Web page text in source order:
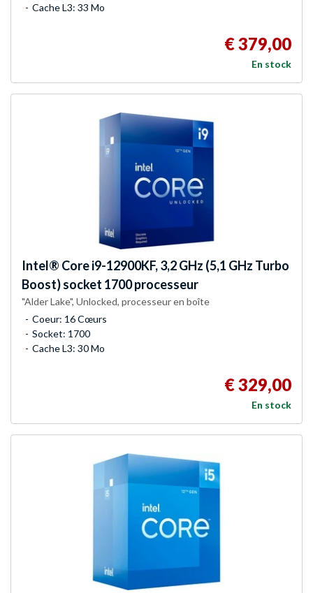
Cache L3: 33 Mo
€ 379,00
En stock
Intel® Core i9-12900KF, 3,2 GHz (5,1 GHz Turbo
Boost) socket 1700 processeur
"Alder Lake", Unlocked, processeur en boîte
Coeur: 16 Cœurs
Socket: 1700
Cache L3: 30 Mo
€ 329,00
En stock